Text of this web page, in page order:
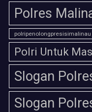
Polres
polripenolongpresisimalinau
Polri Untuk
Slogan
Slogan